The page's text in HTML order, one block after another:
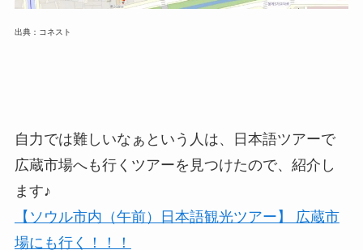
出典：コネスト
自力では難しいなぁという人は、日本語ツアーで
広蔵市場へも行くツアーを見つけたので、紹介し
ます♪
【ソウル市内（午前）日本語観光ツアー】 広蔵市
場にも行く！！！